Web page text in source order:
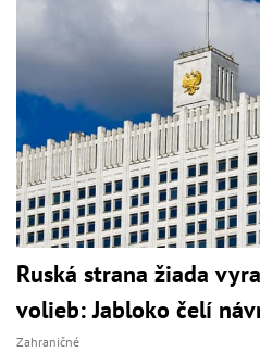
Ruská strana žiada
volieb: Jabloko čelí
Zahraničné